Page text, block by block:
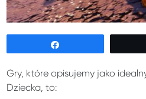
Gry, które opisujemy jako
Dziecka, to: